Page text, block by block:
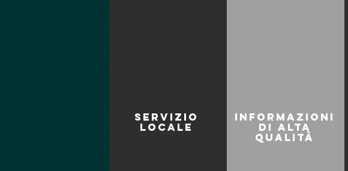
Servizio
locale
Informazioni
di alta
qualità